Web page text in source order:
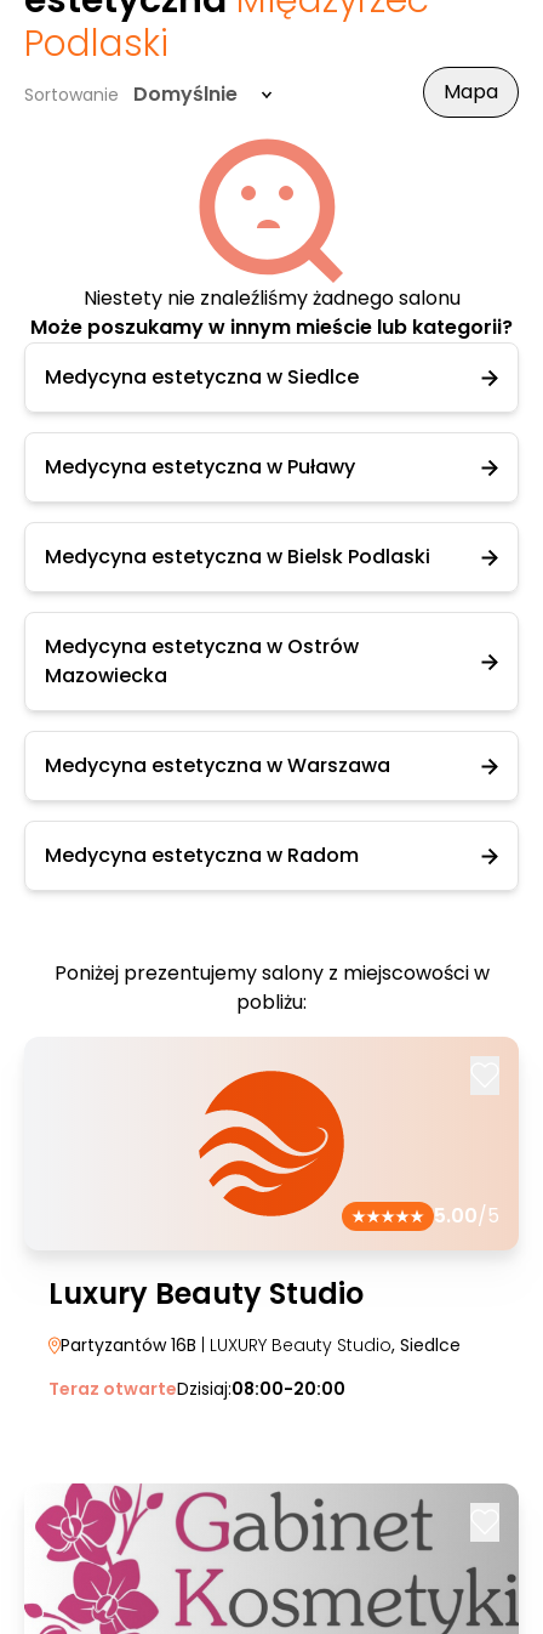
Podlaski
Sortowanie Domyślnie Mapa
Niestety nie znaleźliśmy żadnego salonu
Może poszukamy w innym mieście lub kategorii?
Medycyna estetyczna w Siedlce
Medycyna estetyczna w Puławy
Medycyna estetyczna w Bielsk Podlaski
Medycyna estetyczna w Ostrów
Mazowiecka
Medycyna estetyczna w Warszawa
Medycyna estetyczna w Radom
Poniżej prezentujemy salony z miejscowości w
pobliżu:
5.00/5
Luxury Beauty Studio
Partyzantów 16B | LUXURY Beauty Studio, Siedlce
Teraz otwarteDzisiaj:08:00-20:00